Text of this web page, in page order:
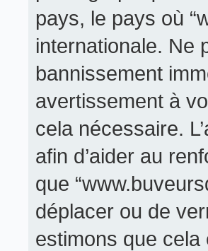
pays, le pays où
internationale. Ne
bannissement
avertissement à
cela nécessaire.
afin d’aider au
que
déplacer ou de
estimons que cela